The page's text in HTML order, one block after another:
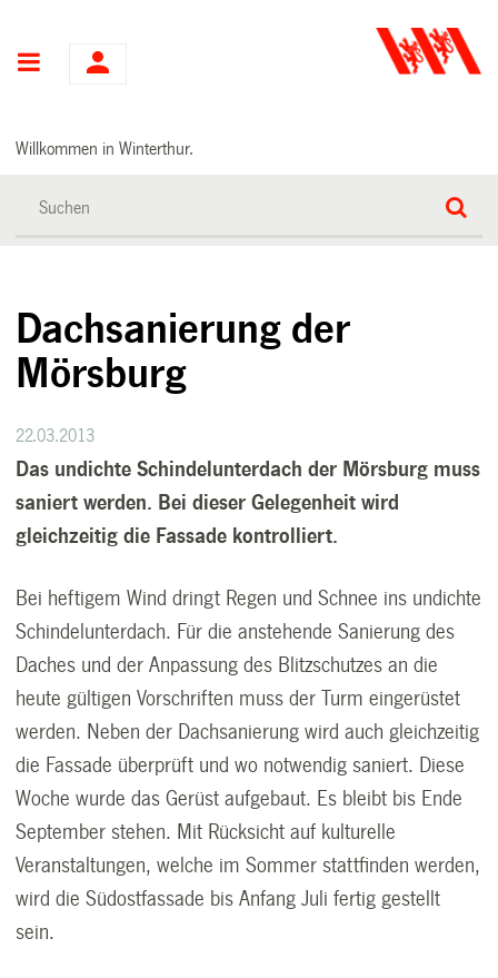
Hauptnavigation
Willkommen in Winterthur.
Dachsanierung der
Mörsburg
22.03.2013
Das undichte Schindelunterdach der Mörsburg muss
saniert werden. Bei dieser Gelegenheit wird
gleichzeitig die Fassade kontrolliert.
Bei heftigem Wind dringt Regen und Schnee ins undichte
Schindelunterdach. Für die anstehende Sanierung des
Daches und der Anpassung des Blitzschutzes an die
heute gültigen Vorschriften muss der Turm eingerüstet
werden. Neben der Dachsanierung wird auch gleichzeitig
die Fassade überprüft und wo notwendig saniert. Diese
Woche wurde das Gerüst aufgebaut. Es bleibt bis Ende
September stehen. Mit Rücksicht auf kulturelle
Veranstaltungen, welche im Sommer stattfinden werden,
wird die Südostfassade bis Anfang Juli fertig gestellt
sein.